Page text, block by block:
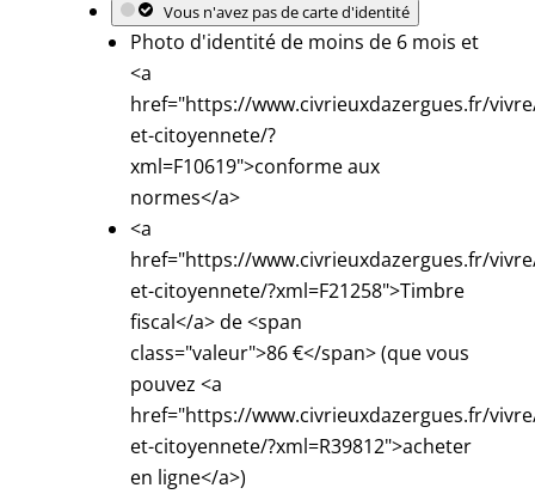
Vous n'avez pas de carte d'identité
Photo d'identité de moins de 6 mois et
<a
href="https://www.civrieuxdazergues.fr/
et-citoyennete/?
xml=F10619">conforme aux
normes</a>
<a
href="https://www.civrieuxdazergues.fr/
et-citoyennete/?xml=F21258">Timbre
fiscal</a> de <span
class="valeur">86 €</span> (que vous
pouvez <a
href="https://www.civrieuxdazergues.fr/
et-citoyennete/?xml=R39812">acheter
en ligne</a>)